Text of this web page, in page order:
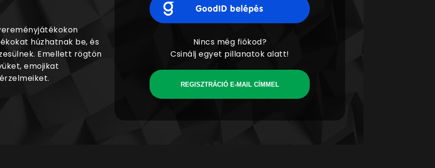
húzhatnak be, és
Emellett rögtön
emojikat
Nincs még fiókod?
Csinálj egyet pillanatok alatt!
REGISZTRÁCIÓ E-MAIL CÍMMEL